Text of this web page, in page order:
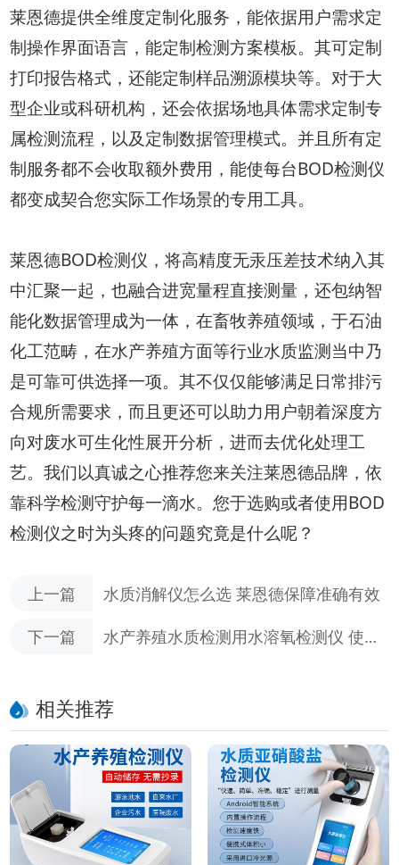
莱恩德提供全维度定制化服务，能依据用户需求定
制操作界面语言，能定制检测方案模板。其可定制
打印报告格式，还能定制样品溯源模块等。对于大
型企业或科研机构，还会依据场地具体需求定制专
属检测流程，以及定制数据管理模式。并且所有定
制服务都不会收取额外费用，能使每台BOD检测仪
都变成契合您实际工作场景的专用工具。
莱恩德BOD检测仪，将高精度无汞压差技术纳入其
中汇聚一起，也融合进宽量程直接测量，还包纳智
能化数据管理成为一体，在畜牧养殖领域，于石油
化工范畴，在水产养殖方面等行业水质监测当中乃
是可靠可供选择一项。其不仅仅能够满足日常排污
合规所需要求，而且更还可以助力用户朝着深度方
向对废水可生化性展开分析，进而去优化处理工
艺。我们以真诚之心推荐您来关注莱恩德品牌，依
靠科学检测守护每一滴水。您于选购或者使用BOD
检测仪之时为头疼的问题究竟是什么呢？
上一篇 水质消解仪怎么选 莱恩德保障准确有效
下一篇
水产养殖水质检测用水溶氧检测仪 使用
相关推荐